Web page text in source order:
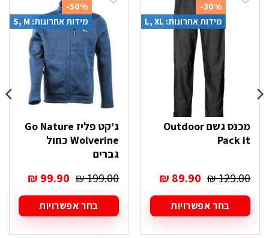
-30%
מידות אחרונות: L, XL
מכנס גשם Outdoor
Pack it
₪129.00
המחיר
המקורי
היה:
₪ 129.00.
₪ 89.90
המחיר
הנוכחי
₪ 89.90.
בחר אפשרויות
זה
-50%
מידות אחרונות: S, M
ג’קט פליז Go Nature
Wolverine כחול
גברים
₪199.00
המחיר
המקורי
היה:
₪ 199.00.
₪ 99.90
₪ 99.90.
בחר אפשרויות
זה